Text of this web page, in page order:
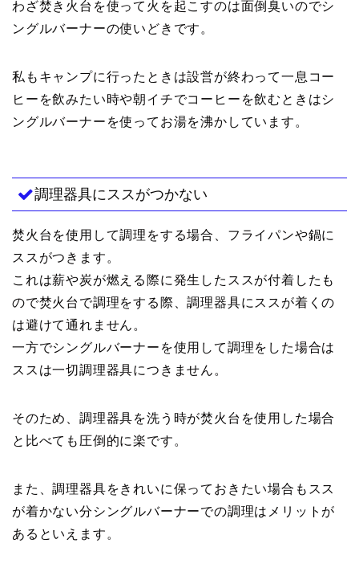
わざ焚き火台を使って火を起こすのは面倒臭いのでシ
ングルバーナーの使いどきです。
私もキャンプに行ったときは設営が終わって一息コー
ヒーを飲みたい時や朝イチでコーヒーを飲むときはシ
ングルバーナーを使ってお湯を沸かしています。
調理器具にススがつかない
焚火台を使用して調理をする場合、フライパンや鍋に
ススがつきます。
これは薪や炭が燃える際に発生したススが付着したも
ので焚火台で調理をする際、調理器具にススが着くの
は避けて通れません。
一方でシングルバーナーを使用して調理をした場合は
ススは一切調理器具につきません。
そのため、調理器具を洗う時が焚火台を使用した場合
と比べても圧倒的に楽です。
また、調理器具をきれいに保っておきたい場合もスス
が着かない分シングルバーナーでの調理はメリットが
あるといえます。